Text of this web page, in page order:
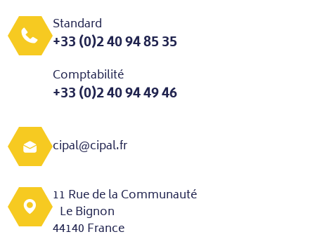
Standard
+33 (0)2 40 94 85 35
Comptabilité
+33 (0)2 40 94 49 46
cipal@cipal.fr
11 Rue de la Communauté
Le Bignon
44140 France